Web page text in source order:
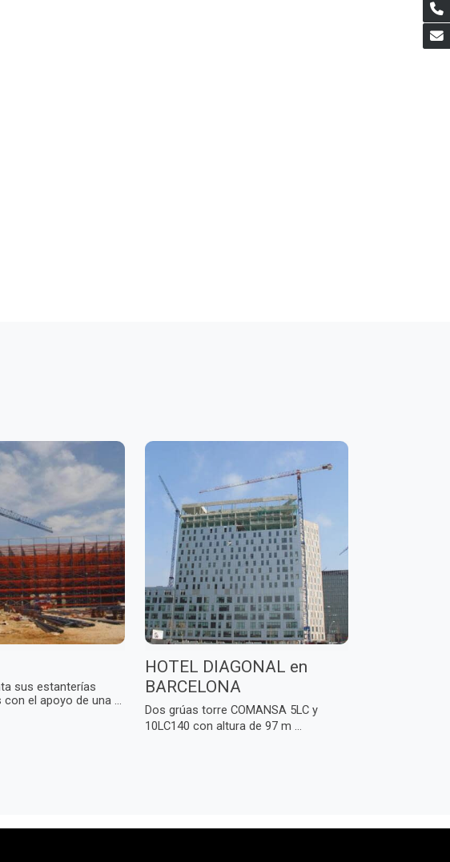
sus estanterías
el apoyo de una ...
HOTEL DIAGONAL en
BARCELONA
Dos grúas torre COMANSA 5LC y
10LC140 con altura de 97 m ...